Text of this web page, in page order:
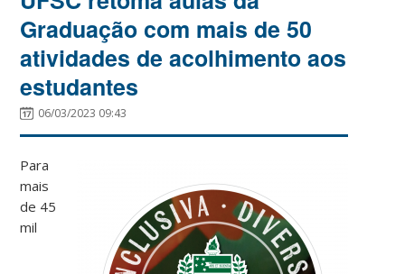
Graduação com mais de 50
atividades de acolhimento aos
estudantes
06/03/2023 09:43
Para
mais
de 45
mil